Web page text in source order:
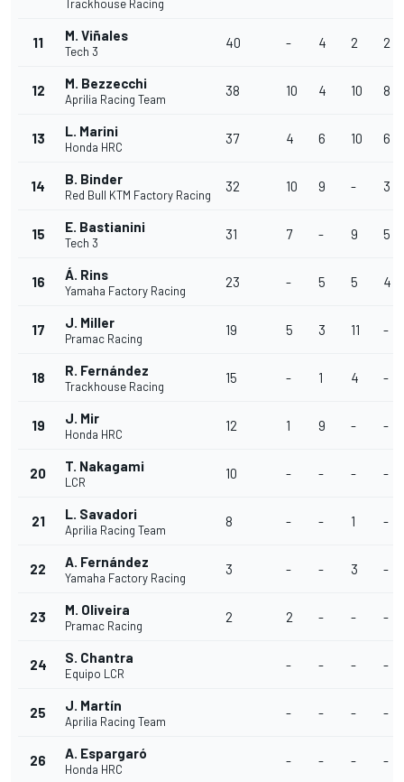
Trackhouse Racing
11 M. Viñales
Tech 3
40 - 4 2 2
12 M. Bezzecchi
Aprilia Racing Team
38 10 4 10 8
13 L. Marini
Honda HRC
37 4 6 10 6
14 B. Binder
Red Bull KTM Factory Racing
32 10 9 - 3
15 E. Bastianini
Tech 3
31 7 - 9 5
16 Á. Rins
Yamaha Factory Racing
23 - 5 5 4
17 J. Miller
Pramac Racing
19 5 3 11 -
18 R. Fernández
Trackhouse Racing
15 - 1 4 -
19 J. Mir
Honda HRC
12 1 9 - -
20 T. Nakagami
LCR
10 - - - -
21 L. Savadori
Aprilia Racing Team
8 - - 1 -
22 A. Fernández
Yamaha Factory Racing
3 - - 3 -
23 M. Oliveira
Pramac Racing
2 2 - - -
24 S. Chantra
Equipo LCR
- - - -
25 J. Martín
Aprilia Racing Team
- - - -
26 A. Espargaró
Honda HRC
- - - -